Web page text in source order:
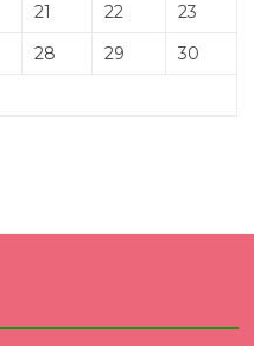
21 22
23
28 29
30